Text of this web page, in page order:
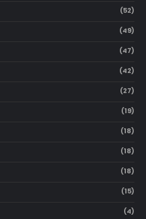
(52)
(49)
(47)
(42)
(27)
(19)
(18)
(18)
(18)
(15)
(4)